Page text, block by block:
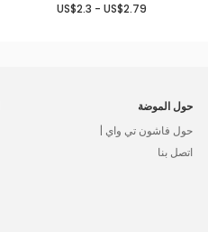
US$2.3 - US$2.79
حول الموضة
حول فاشون تي واي |
اتصل بنا